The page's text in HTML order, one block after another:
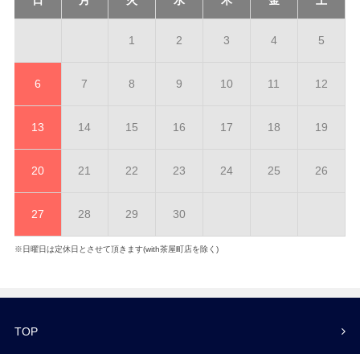
1 2 3 4 5
6 7 8 9 10 11 12
13 14 15 16 17 18 19
20 21 22 23 24 25 26
27 28 29 30
※日曜日は定休日とさせて頂きます(with茶屋町店を除く)
TOP